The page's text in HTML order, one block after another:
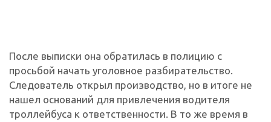
После выписки она обратилась в полицию с
просьбой начать уголовное разбирательство.
Следователь открыл производство, но в итоге не
нашел оснований для привлечения водителя
троллейбуса к ответственности. В то же время в